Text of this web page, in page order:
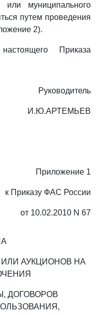
или муниципального
путем проведения
2).
Приказа
Руководитель
И.Ю.АРТЕМЬЕВ
Приложение 1
к Приказу ФАС России
от 10.02.2010 N 67
АУКЦИОНОВ НА
ДОГОВОРОВ